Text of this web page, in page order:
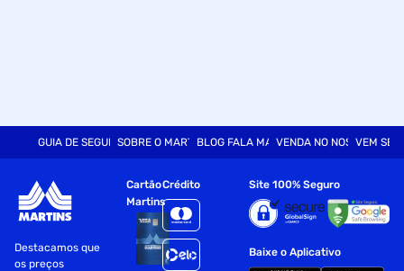
GUIA DE SEGURANÇASOBRE O MARTINSBLOG FALA MARTVENDA NO NOSSO SITE
VEM SER
Destacamos que
os preços
Cartão
Martins
Crédito Site 100% Seguro
Baixe o Aplicativo